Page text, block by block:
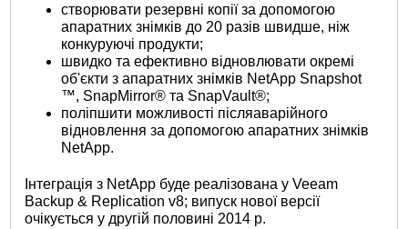
створювати резервні копії за допомогою
апаратних знімків до 20 разів швидше, ніж
конкуруючі продукти;
швидко та ефективно відновлювати окремі
об'єкти з апаратних знімків NetApp Snapshot
™, SnapMirror® та SnapVault®;
поліпшити можливості післяаварійного
відновлення за допомогою апаратних знімків
NetApp.
Інтеграція з NetApp буде реалізована у Veeam
Backup & Replication v8; випуск нової версії
очікується у другій половині 2014 р.